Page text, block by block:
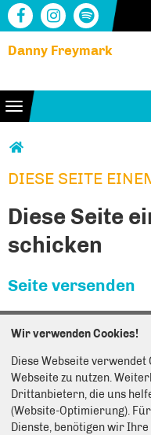
Danny Freymark
Toggle navigation
Sie sind hier
DIESE SEITE
DIESE SEITE
Diese Seite
schicken
Seite versenden
weiterempfehlen.
Anmerkung: Ihre E-Mail-
denen Sie die Seite
Empfehlung kommt, und
Das mit * gekennzeichnete
Wir verwenden Cookies!
Diese Webseite verwendet
Webseite zu nutzen.
Drittanbietern, die uns
(Website-Optimierung).
Dienste, benötigen wir